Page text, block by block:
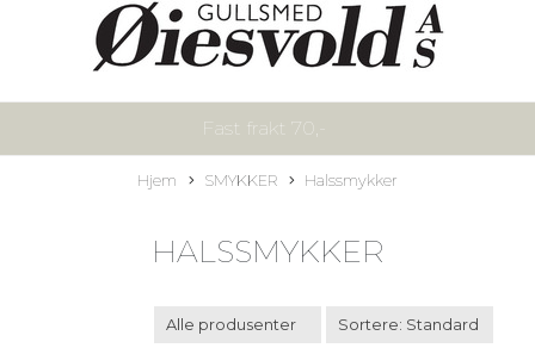
Fast frakt 70,-
Hjem SMYKKER Halssmykker
HALSSMYKKER